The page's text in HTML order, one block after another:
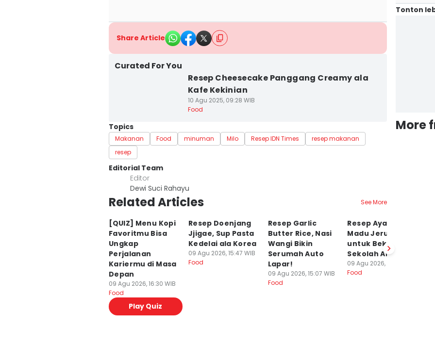
Share Article
Curated For You
Resep Cheesecake Panggang Creamy ala
Kafe Kekinian
10 Agu 2025, 09:28 WIB
Food
Topics
Makanan Food minuman Milo Resep IDN Times
resep makanan
resep
Editorial Team
Editor
Dewi Suci Rahayu
Related Articles See More
⁠[QUIZ] Menu Kopi
Favoritmu Bisa
Ungkap
Perjalanan
Kariermu di Masa
Depan
09 Agu 2026, 16:30 WIB
Food
Play Quiz
Resep Doenjang
Jjigae, Sup Pasta
Kedelai ala Korea
09 Agu 2026, 15:47 WIB
Food
Resep Garlic
Butter Rice, Nasi
Wangi Bikin
Serumah Auto
Lapar!
09 Agu 2026, 15:07 WIB
Food
Resep Ayam Bakar
Madu Jeruk Nipis
untuk Bekal
Sekolah Anak
09 Agu 2026, 14:50 WIB
Food
Tonton
More